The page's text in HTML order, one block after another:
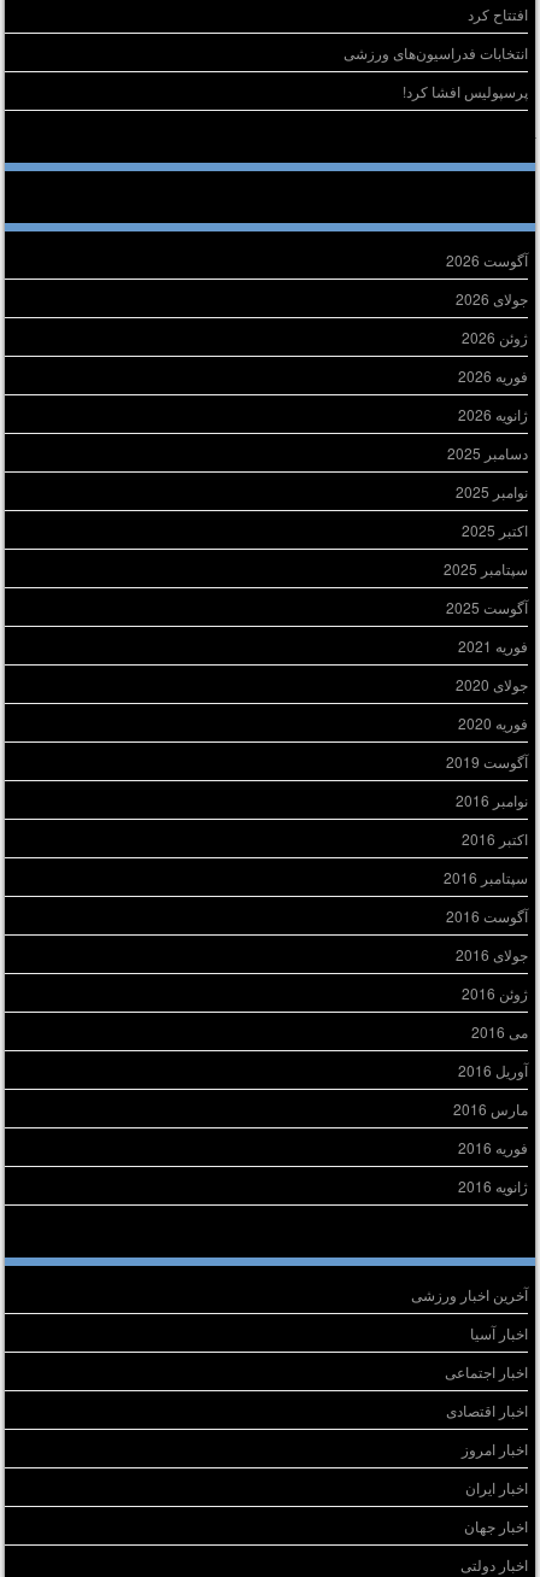
افتتاح کرد
انتخابات فدراسیون‌های ورزشی
پرسپولیس افشا کرد!
آگوست 2026
جولای 2026
ژوئن 2026
فوریه 2026
ژانویه 2026
دسامبر 2025
نوامبر 2025
اکتبر 2025
سپتامبر 2025
آگوست 2025
فوریه 2021
جولای 2020
فوریه 2020
آگوست 2019
نوامبر 2016
اکتبر 2016
سپتامبر 2016
آگوست 2016
جولای 2016
ژوئن 2016
می 2016
آوریل 2016
مارس 2016
فوریه 2016
ژانویه 2016
آخرین اخبار ورزشی
اخبار آسیا
اخبار اجتماعی
اخبار اقتصادی
اخبار امروز
اخبار ایران
اخبار جهان
اخبار دولتی